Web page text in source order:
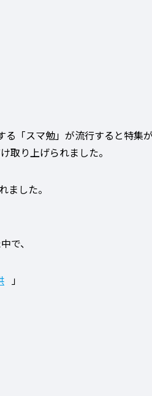
る「スマ勉」が流行すると特集
取り上げられました。
ました。
で、
」